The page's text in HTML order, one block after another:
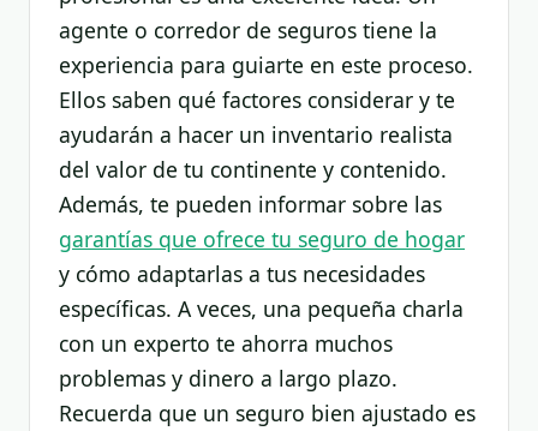
agente o corredor de seguros tiene la
experiencia para guiarte en este proceso.
Ellos saben qué factores considerar y te
ayudarán a hacer un inventario realista
del valor de tu continente y contenido.
Además, te pueden informar sobre las
garantías que ofrece tu seguro de hogar
y cómo adaptarlas a tus necesidades
específicas. A veces, una pequeña charla
con un experto te ahorra muchos
problemas y dinero a largo plazo.
Recuerda que un seguro bien ajustado es